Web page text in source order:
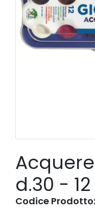
d.30 -
Codice Prodotto: